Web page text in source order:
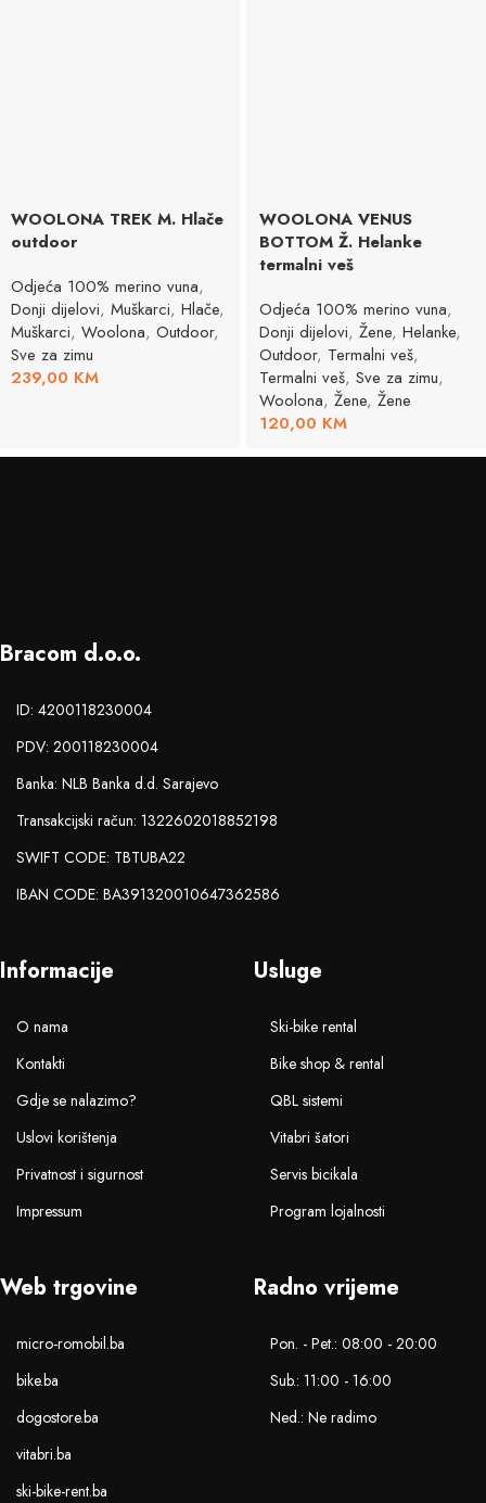
WOOLONA TREK M. Hlače
outdoor
Odjeća 100% merino vuna,
Donji dijelovi, Muškarci, Hlače,
Muškarci, Woolona, Outdoor,
Sve za zimu
239,00 KM
WOOLONA VENUS
BOTTOM Ž. Helanke
termalni veš
Odjeća 100% merino vuna,
Donji dijelovi, Žene, Helanke,
Outdoor, Termalni veš,
Termalni veš, Sve za zimu,
Woolona, Žene, Žene
120,00 KM
Bracom d.o.o.
ID: 4200118230004
PDV: 200118230004
Banka: NLB Banka d.d. Sarajevo
Transakcijski račun: 1322602018852198
SWIFT CODE: TBTUBA22
IBAN CODE: BA391320010647362586
Informacije
O nama
Kontakti
Gdje se nalazimo?
Uslovi korištenja
Privatnost i sigurnost
Impressum
Usluge
Ski-bike rental
Bike shop & rental
QBL sistemi
Vitabri šatori
Servis bicikala
Program lojalnosti
Web trgovine
micro-romobil.ba
bike.ba
dogostore.ba
vitabri.ba
ski-bike-rent.ba
Radno vrijeme
Pon. - Pet.: 08:00 - 20:00
Sub.: 11:00 - 16:00
Ned.: Ne radimo